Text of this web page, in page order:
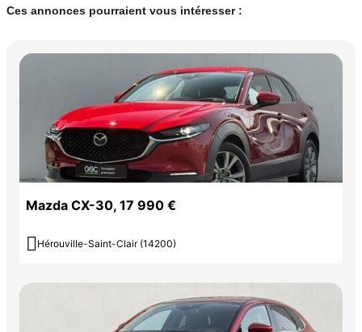
Ces annonces pourraient vous intéresser :
Mazda CX-30, 17 990 €
 Hérouville-Saint-Clair (14200)